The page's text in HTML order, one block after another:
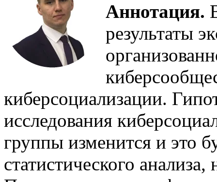
Аннотация.
результаты
киберсоциализации.
исследования
группы изменится и это
статистического